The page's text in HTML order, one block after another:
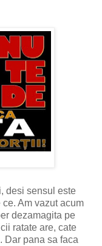
desi sensul este
Am vazut acum
dezamagita pe
ratate are, cate
Dar pana sa faca